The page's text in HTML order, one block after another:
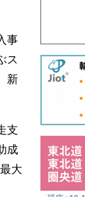
事
ス
新
支
成
大